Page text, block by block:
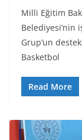
Milli Eğitim
Belediyesi’nin
Grup’un
Basketbol
Read More